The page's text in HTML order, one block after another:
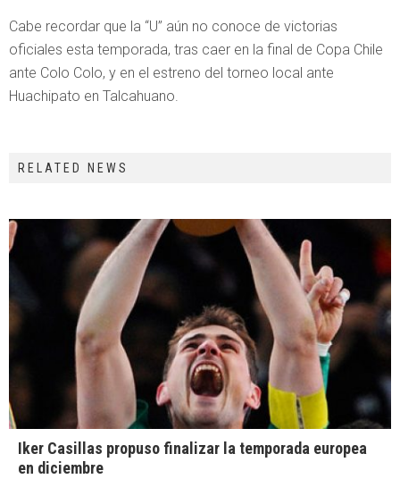
Cabe recordar que la “U” aún no conoce de victorias
oficiales esta temporada, tras caer en la final de Copa Chile
ante Colo Colo, y en el estreno del torneo local ante
Huachipato en Talcahuano.
RELATED NEWS
Iker Casillas propuso finalizar la temporada europea
en diciembre